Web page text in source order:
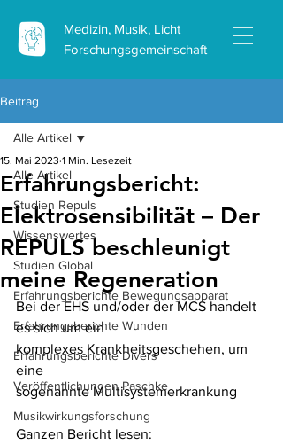
Medizin, Musik, Licht
Forschungsgemeinschaft
Beitrag
Alle Artikel
Studien Repuls
Wissenswertes
Studien Global
Erfahrungsberichte Bewegungsapparat
Erfahrungsberichte Wunden
Erfahrungsberichte Divers
Veröffentlichungen Paschke
Musikwirkungsforschung
Alle Artikel
Erfahrungsbericht:
Elektrosensibilität – Der
REPULS beschleunigt
meine Regeneration
15. Mai 2023 1 Min. Lesezeit
Bei der EHS und/oder der MCS handelt
es sich um ein
komplexes Krankheitsgeschehen, um
eine
sogenannte Multisystemerkrankung
Ganzen Bericht lesen: